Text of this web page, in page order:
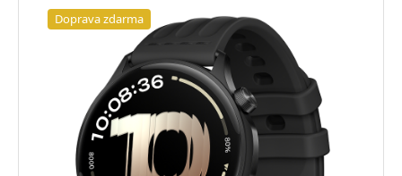
Doprava zdarma